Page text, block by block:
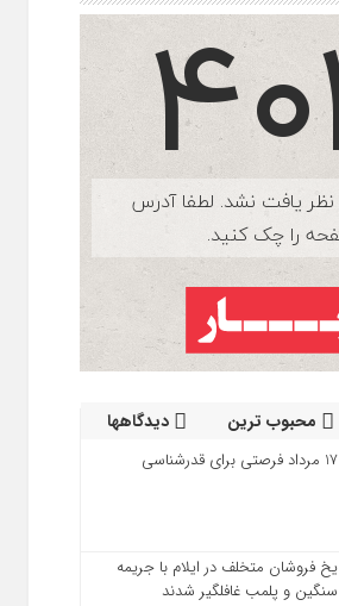
محبوب ترین دیدگاهها
17 مرداد فرصتی برای قدرشناسی
یخ‌ فروشان متخلف در ایلام با جریمه
سنگین و پلمب غافلگیر شدند